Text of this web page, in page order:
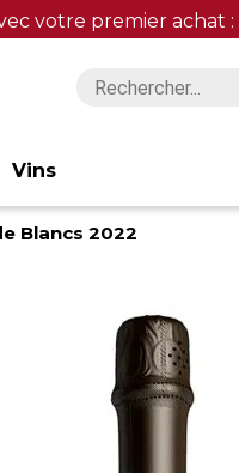
votre premier achat :
Vins
Blancs 2022